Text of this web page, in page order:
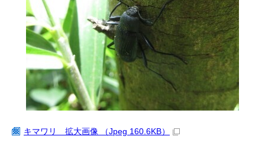
キマワリ 拡大画像 （Jpeg 160.6KB）